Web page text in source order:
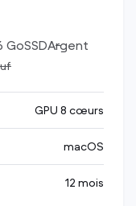
GoSSDArgent
GPU 8 cœurs
macOS
12 mois